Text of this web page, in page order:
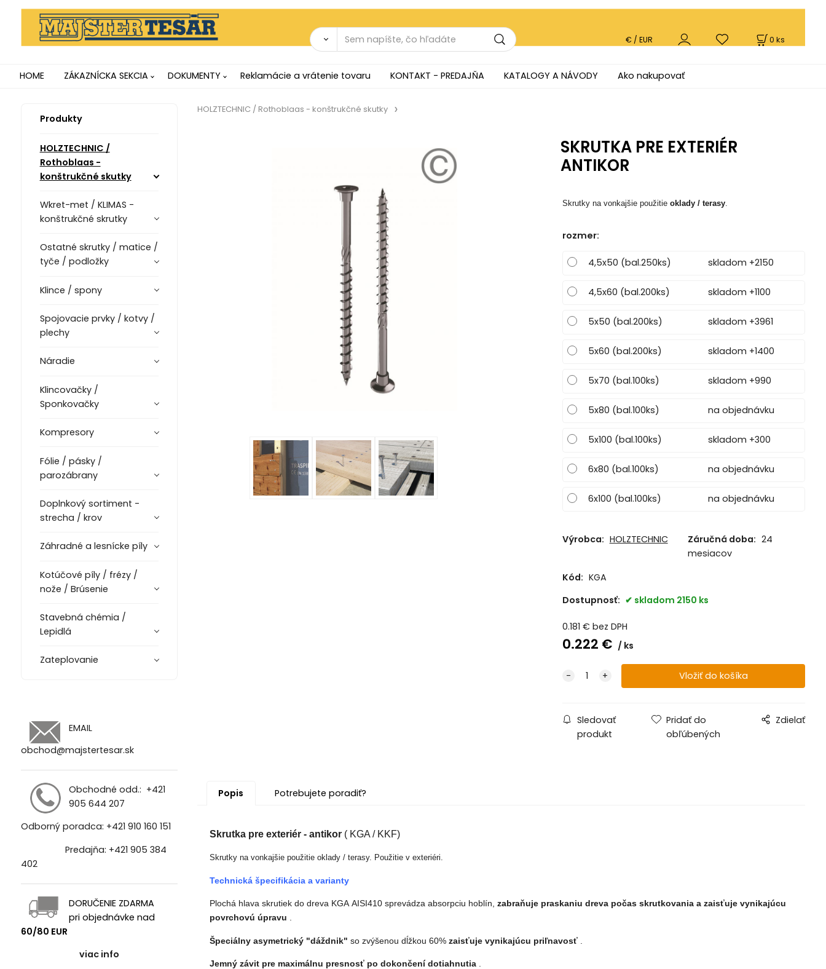
0 ks
€ / EUR
HOME ZÁKAZNÍCKA SEKCIA DOKUMENTY Reklamácie a vrátenie tovaru KONTAKT - PREDAJŇA KATALOGY A NÁVODY Ako nakupovať
Produkty
HOLZTECHNIC /
Rothoblaas -
konštrukčné skutky
Wkret-met / KLIMAS -
konštrukčné skrutky
Ostatné skrutky / matice /
tyče / podložky
Klince / spony
Spojovacie prvky / kotvy /
plechy
Náradie
Klincovačky /
Sponkovačky
Kompresory
Fólie / pásky /
parozábrany
Doplnkový sortiment -
strecha / krov
Záhradné a lesnícke píly
Kotúčové píly / frézy /
nože / Brúsenie
Stavebná chémia /
Lepidlá
Zateplovanie
EMAIL
obchod@majstertesar.sk
Obchodné odd.: +421
905 644 207
Odborný poradca: +421 910 160 151
Predajňa: +421 905 384
402
DORUČENIE ZDARMA
pri objednávke nad
60/80 EUR
viac info
HOLZTECHNIC / Rothoblaas - konštrukčné skutky
SKRUTKA PRE EXTERIÉR
ANTIKOR
Skrutky na vonkajšie použitie oklady / terasy.
rozmer:
4,5x50 (bal.250ks) skladom +2150
4,5x60 (bal.200ks) skladom +1100
5x50 (bal.200ks) skladom +3961
5x60 (bal.200ks) skladom +1400
5x70 (bal.100ks) skladom +990
5x80 (bal.100ks) na objednávku
5x100 (bal.100ks) skladom +300
6x80 (bal.100ks) na objednávku
6x100 (bal.100ks) na objednávku
Výrobca: HOLZTECHNIC Záručná doba: 24
mesiacov
Kód: KGA
Dostupnosť:
skladom 2150 ks
0.181 € bez DPH
0.222 € ks
Sledovať
produkt
Pridať do
obľúbených
Zdielať
Popis Potrebujete poradiť?
Skrutka pre exteriér - antikor ( KGA / KKF)
Skrutky na vonkajšie použitie oklady / terasy. Použitie v exteriéri.
Technická špecifikácia a varianty
Plochá hlava skrutiek do dreva KGA AISI410 sprevádza absorpciu hoblín, zabraňuje praskaniu dreva počas skrutkovania a zaisťuje vynikajúcu
povrchovú úpravu
Špeciálny asymetrický "dáždnik" so zvýšenou dĺžkou 60% zaisťuje vynikajúcu priľnavosť.
Jemný závit pre maximálnu presnosť po dokončení dotiahnutia.